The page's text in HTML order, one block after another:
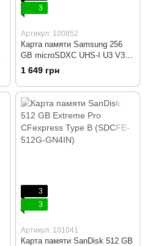
3
Артикул: 100852
Карта памяти Samsung 256
GB microSDXC UHS-I U3 V30
A2 PRO Plus 2023 (MB-
MD256SA)
1 649 грн
3
3
Артикул: 101041
Карта памяти SanDisk 512 GB